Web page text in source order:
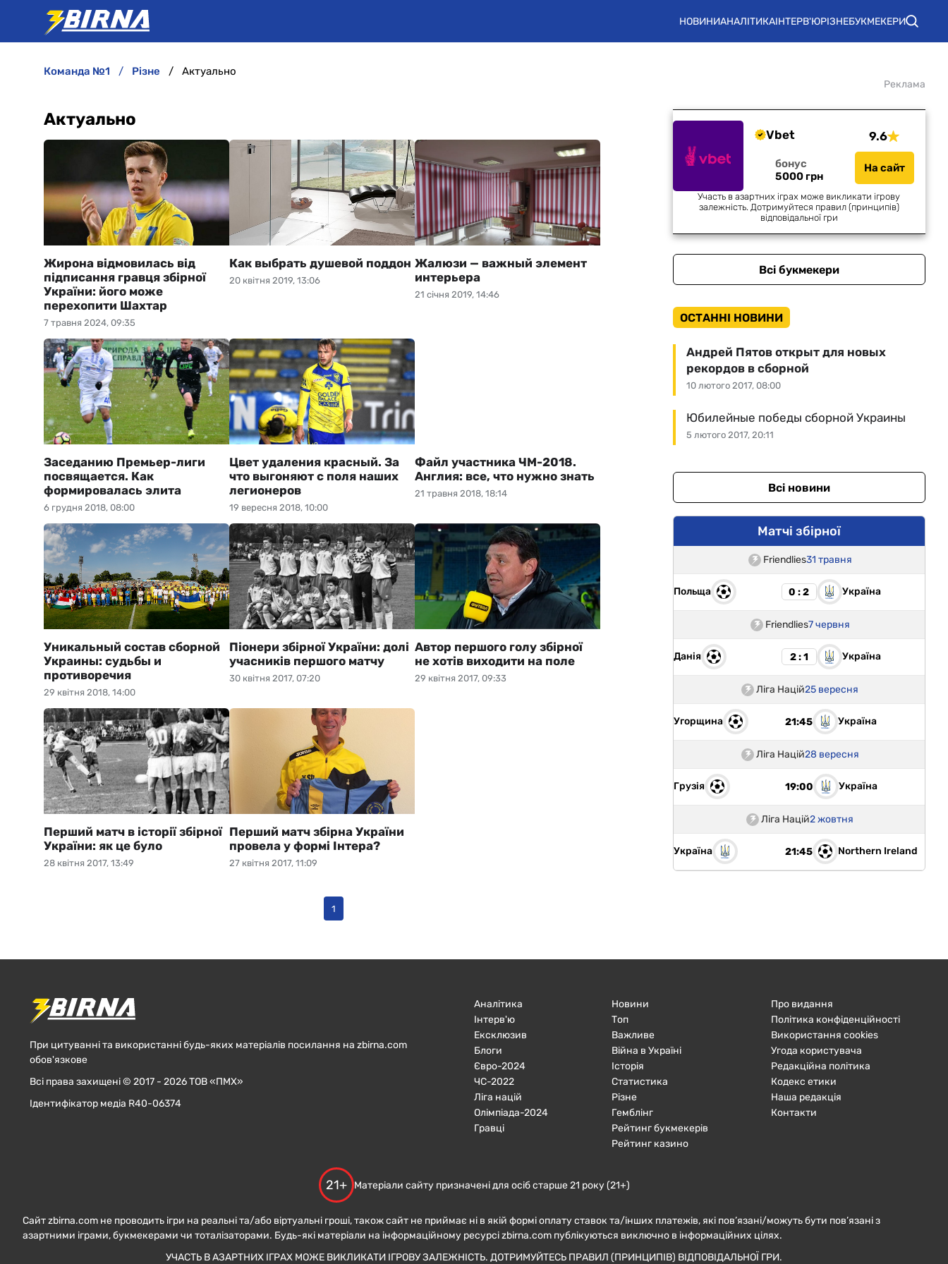
НОВИНИАНАЛІТИКАІНТЕРВ'ЮРІЗНЕБУКМЕКЕРИ
команда №1 різне Актуально
Актуально
7 травня 2024, 09:35
Жирона відмовилась від
підписання гравця збірної
України: його може
перехопити Шахтар
20 квітня 2019, 13:06
Как выбрать душевой поддон
21 січня 2019, 14:46
Жалюзи — важный элемент
интерьера
6 грудня 2018, 08:00
Заседанию Премьер-лиги
посвящается. Как
формировалась элита
19 вересня 2018, 10:00
Цвет удаления красный. За
что выгоняют с поля наших
легионеров
21 травня 2018, 18:14
Файл участника ЧМ-2018.
Англия: все, что нужно знать
29 квітня 2018, 14:00
Уникальный состав сборной
Украины: судьбы и
противоречия
30 квітня 2017, 07:20
Піонери збірної України: долі
учасників першого матчу
29 квітня 2017, 09:33
Автор першого голу збірної
не хотів виходити на поле
28 квітня 2017, 13:49
Перший матч в історії збірної
України: як це було
27 квітня 2017, 11:09
Перший матч збірна України
провела у формі Інтера?
1
Реклама
Vbet
бонус
5000 грн
9.6
На сайт
Участь в азартних іграх може викликати ігрову
залежність. Дотримуйтеся правил (принципів)
відповідальної гри
Всі букмекери
ОСТАННІ НОВИНИ
10 лютого 2017, 08:00
Андрей Пятов открыт для новых
рекордов в сборной
5 лютого 2017, 20:11
Юбилейные победы сборной Украины
Всі новини
Матчі збірної
Friendlies31 травня
Польща 0 : 2 Україна
Friendlies7 червня
Данія 2 : 1 Україна
Ліга Націй25 вересня
Угорщина 21:45 Україна
Ліга Націй28 вересня
Грузія 19:00 Україна
Ліга Націй2 жовтня
Україна 21:45 Northern Ireland
При цитуванні та використанні будь-яких матеріалів посилання на zbirna.com
обов'язкове
Всі права захищені © 2017 - 2026 ТОВ «ПМХ»
Ідентифікатор медіа R40-06374
Аналітика
Інтерв'ю
Ексклюзив
Блоги
Євро-2024
ЧC-2022
Ліга націй
Олімпіада-2024
Гравці
Новини
Топ
Важливе
Війна в Україні
Історія
Статистика
Різне
Гемблінг
Рейтинг букмекерів
Рейтинг казино
Про видання
Політика конфіденційності
Використання cookies
Угода користувача
Редакційна політика
Кодекс етики
Наша редакція
Контакти
21+ Матеріали сайту призначені для осіб старше 21 року (21+)
Сайт zbirna.com не проводить ігри на реальні та/або віртуальні гроші, також сайт не приймає ні в якій формі оплату ставок та/інших платежів, які пов’язані/можуть бути пов’язані з
азартними іграми, букмекерами чи тоталізаторами. Будь-які матеріали на інформаційному ресурсі zbirna.com публікуються виключно в інформаційних цілях.
УЧАСТЬ В АЗАРТНИХ ІГРАХ МОЖЕ ВИКЛИКАТИ ІГРОВУ ЗАЛЕЖНІСТЬ. ДОТРИМУЙТЕСЬ ПРАВИЛ (ПРИНЦИПІВ) ВІДПОВІДАЛЬНОЇ ГРИ.